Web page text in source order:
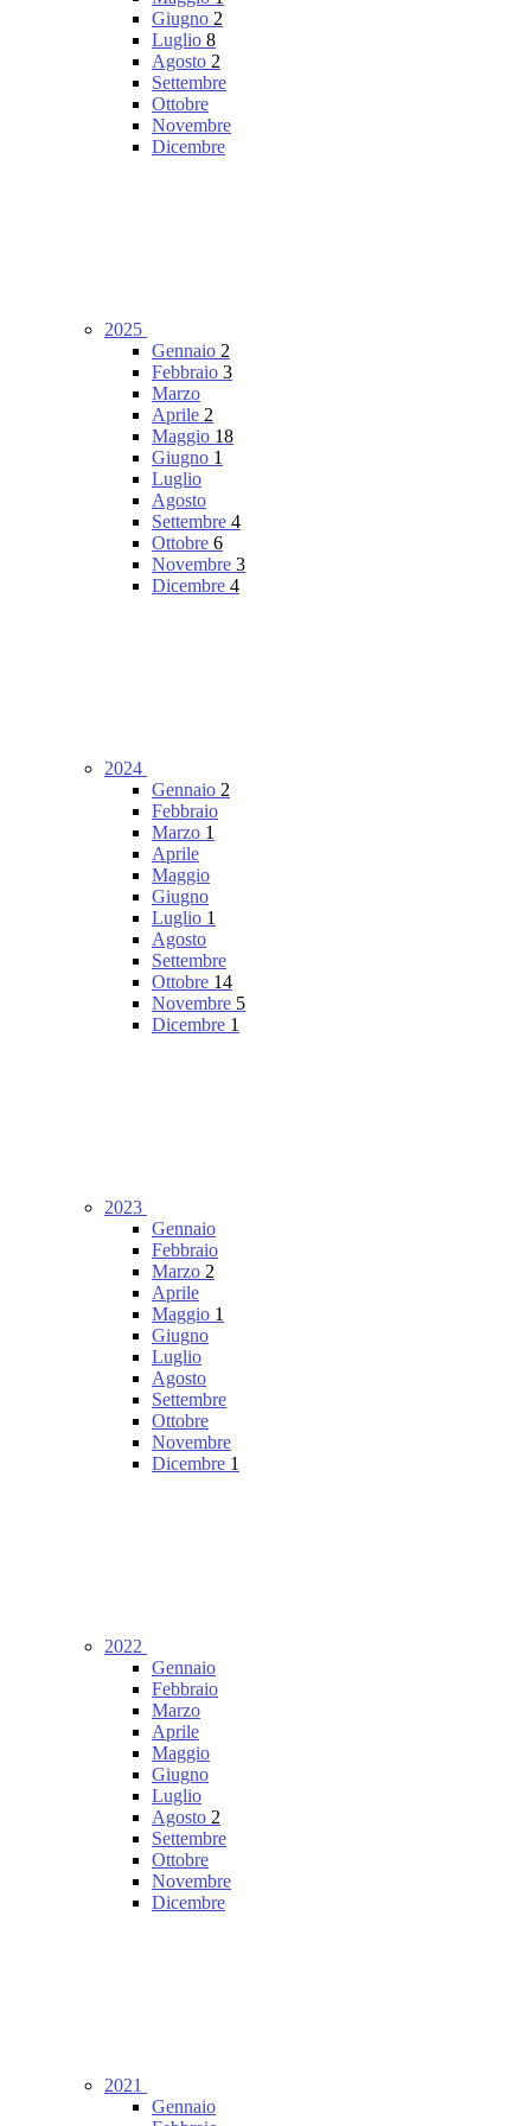
Giugno 2
Luglio 8
Agosto 2
Settembre
Ottobre
Novembre
Dicembre
2025
Gennaio 2
Febbraio 3
Marzo
Aprile 2
Maggio 18
Giugno 1
Luglio
Agosto
Settembre 4
Ottobre 6
Novembre 3
Dicembre 4
2024
Gennaio 2
Febbraio
Marzo 1
Aprile
Maggio
Giugno
Luglio 1
Agosto
Settembre
Ottobre 14
Novembre 5
Dicembre 1
2023
Gennaio
Febbraio
Marzo 2
Aprile
Maggio 1
Giugno
Luglio
Agosto
Settembre
Ottobre
Novembre
Dicembre 1
2022
Gennaio
Febbraio
Marzo
Aprile
Maggio
Giugno
Luglio
Agosto 2
Settembre
Ottobre
Novembre
Dicembre
2021
Gennaio